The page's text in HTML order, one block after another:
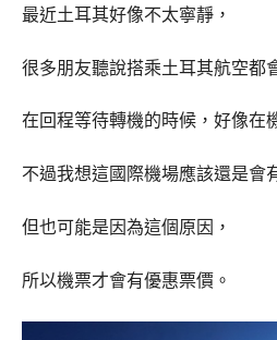
最近土耳其好像不太寧靜，
很多朋友聽說搭乘土耳其航空都
在回程等待轉機的時候，好像在
不過我想這國際機場應該還是會
但也可能是因為這個原因，
所以機票才會有優惠票價。